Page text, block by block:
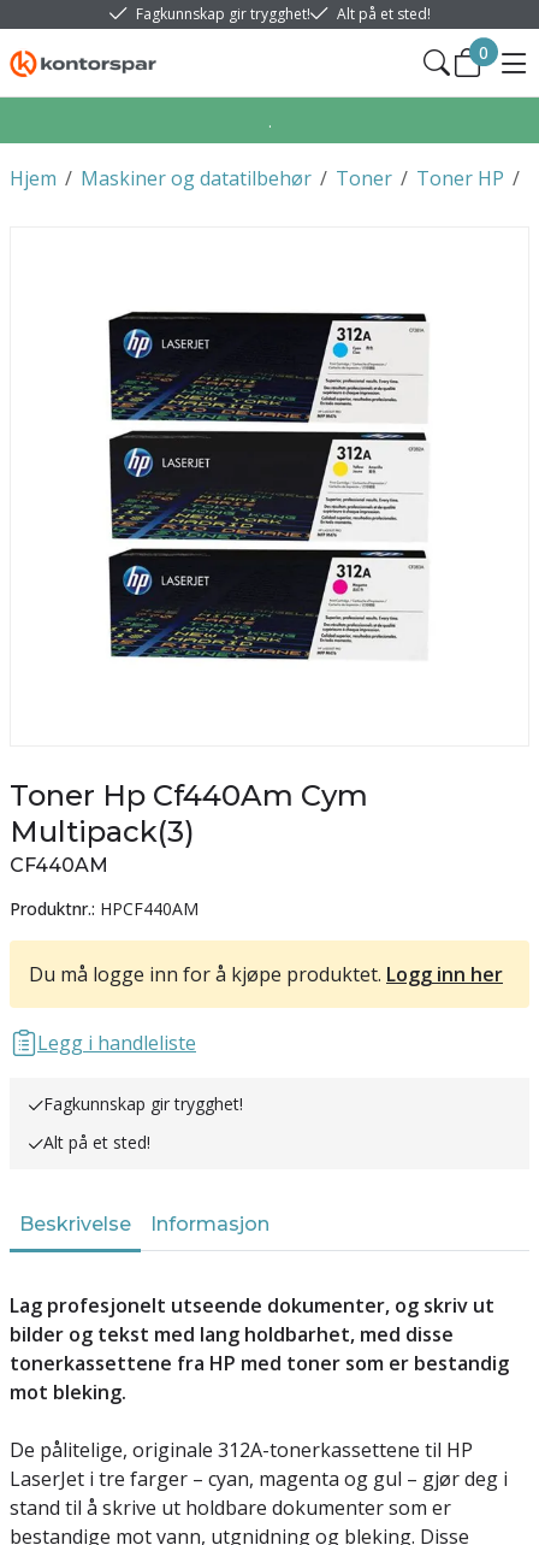
Fagkunnskap gir trygghet! Alt på et sted!
0
.
/
Hjem /
Maskiner og datatilbehør /
Toner /
Toner HP
Toner Hp Cf440Am Cym
Multipack(3)
CF440AM
Produktnr.: HPCF440AM
Du må logge inn for å kjøpe produktet. Logg inn her
Legg i handleliste
Fagkunnskap gir trygghet!
Alt på et sted!
Beskrivelse Informasjon
Lag profesjonelt utseende dokumenter, og skriv ut
bilder og tekst med lang holdbarhet, med disse
tonerkassettene fra HP med toner som er bestandig
mot bleking.
De pålitelige, originale 312A-tonerkassettene til HP
LaserJet i tre farger – cyan, magenta og gul – gjør deg i
stand til å skrive ut holdbare dokumenter som er
bestandige mot vann, utgnidning og bleking. Disse